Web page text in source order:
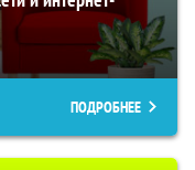
ПОДРОБНЕЕ